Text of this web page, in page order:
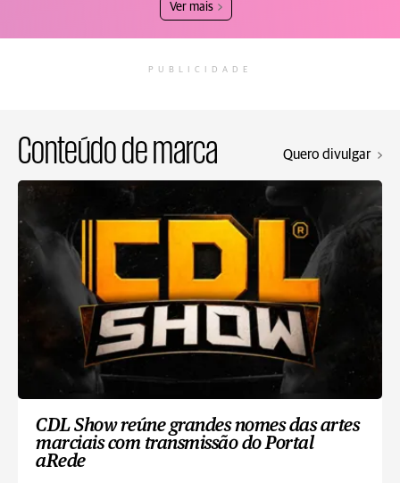
Ver mais
PUBLICIDADE
Conteúdo de marca Quero divulgar
CDL Show reúne grandes nomes das artes
marciais com transmissão do Portal
aRede